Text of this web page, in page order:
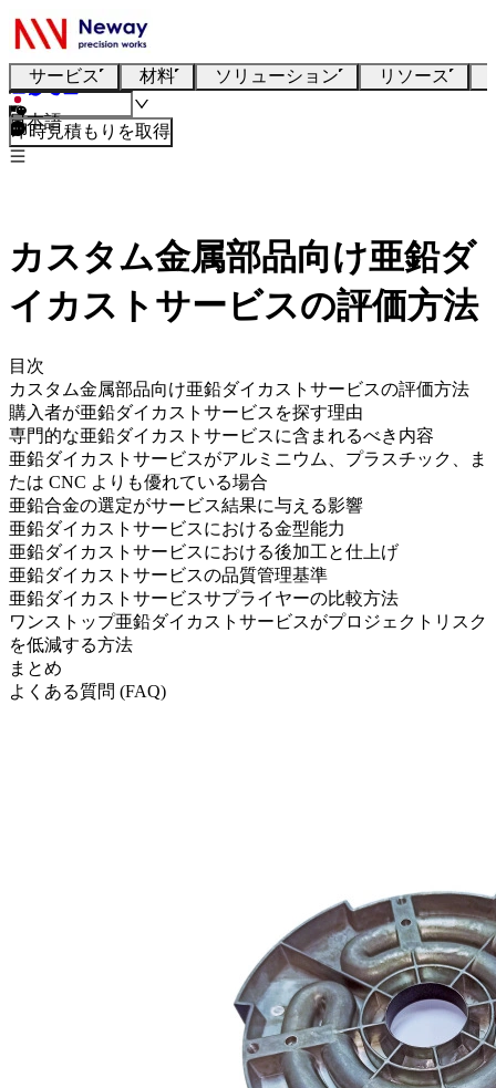
サービス 材料 ソリューション リソース
日本語
即時見積もりを取得
カスタム金属部品向け亜鉛ダ
イカストサービスの評価方法
目次
カスタム金属部品向け亜鉛ダイカストサービスの評価方法
購入者が亜鉛ダイカストサービスを探す理由
専門的な亜鉛ダイカストサービスに含まれるべき内容
亜鉛ダイカストサービスがアルミニウム、プラスチック、ま
たは CNC よりも優れている場合
亜鉛合金の選定がサービス結果に与える影響
亜鉛ダイカストサービスにおける金型能力
亜鉛ダイカストサービスにおける後加工と仕上げ
亜鉛ダイカストサービスの品質管理基準
亜鉛ダイカストサービスサプライヤーの比較方法
ワンストップ亜鉛ダイカストサービスがプロジェクトリスク
を低減する方法
まとめ
よくある質問 (FAQ)